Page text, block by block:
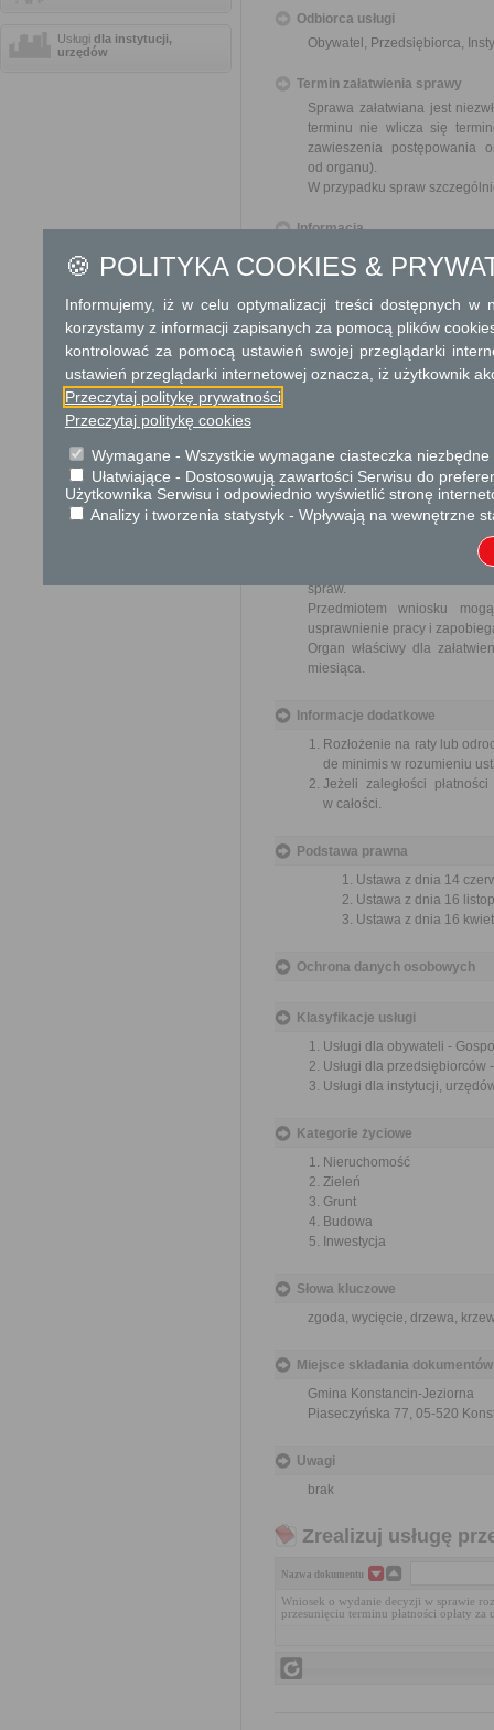
Usługi dla instytucji,
urzędów
Odbiorca usługi
Obywatel, Przedsiębiorca,
Termin załatwienia sprawy
Sprawa załatwiana jest
terminu nie wlicza się
zawieszenia postępowania
od organu).
W przypadku spraw
Informacja
Dodatkowe
Opłata
10 zł opłata skarbowa za
17 zł opłata skarbowa za
za pośrednictwem organu,
jego nadania w polskiej
Skargi i wnioski
Przedmiotem skargi może
ich pracowników, naruszenie
spraw.
Przedmiotem wniosku
usprawnienie pracy i
Organ właściwy dla
miesiąca.
Informacje dodatkowe
Rozłożenie na raty lub
de minimis w rozumieniu
Jeżeli zaległości
w całości.
Podstawa prawna
Ustawa z dnia 14
Ustawa z dnia 16
Ustawa z dnia 16
Ochrona danych osobowych
Klasyfikacje usługi
Usługi dla obywateli -
Usługi dla przedsiębiorców
Usługi dla instytucji,
Kategorie życiowe
Nieruchomość
Zieleń
Grunt
Budowa
Inwestycja
Słowa kluczowe
zgoda, wycięcie, drzewa,
Miejsce składania dokumentów
Gmina Konstancin-Jeziorna
Piaseczyńska 77, 05-520
Uwagi
brak
Zrealizuj usługę
Nazwa dokumentu
Wniosek o wydanie decyzji w sprawie
przesunięciu terminu płatności opłaty
🍪 POLITYKA COOKIES &
Informujemy, iż w celu optymalizacji treści dostępnych w
korzystamy z informacji zapisanych za pomocą plików
kontrolować za pomocą ustawień swojej przeglądarki
ustawień przeglądarki internetowej oznacza, iż użytkownik
Przeczytaj politykę prywatności
Przeczytaj politykę cookies
Wymagane - Wszystkie wymagane ciasteczka
Ułatwiające - Dostosowują zawartości Serwisu do
Użytkownika Serwisu i odpowiednio wyświetlić stronę
Analizy i tworzenia statystyk - Wpływają na wewnętrzne